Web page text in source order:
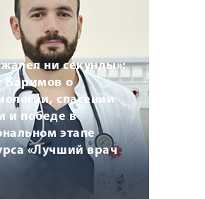
жалел ни секунды»:
Каримов о
спасении
и победе в
этапе
«Лучший врач